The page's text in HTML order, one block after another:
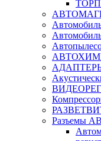
Разъемы